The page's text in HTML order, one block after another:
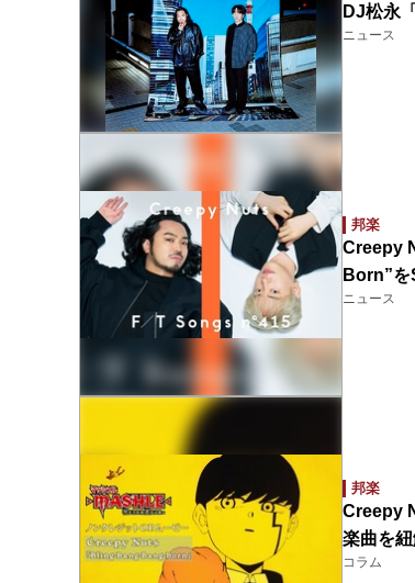
DJ松永
ニュース
邦楽
Creepy
Born”を
ニュース
邦楽
Creepy
楽曲を
コラム